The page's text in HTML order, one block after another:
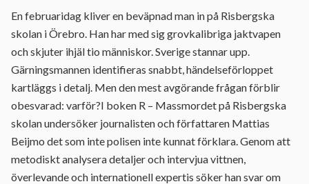
En februaridag kliver en beväpnad man in på Risbergska
skolan i Örebro. Han har med sig grovkalibriga jaktvapen
och skjuter ihjäl tio människor. Sverige stannar upp.
Gärningsmannen identifieras snabbt, händelseförloppet
kartläggs i detalj. Men den mest avgörande frågan förblir
obesvarad: varför?I boken R – Massmordet på Risbergska
skolan undersöker journalisten och författaren Mattias
Beijmo det som inte polisen inte kunnat förklara. Genom att
metodiskt analysera detaljer och intervjua vittnen,
överlevande och internationell expertis söker han svar om